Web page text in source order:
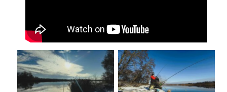
No Caption
No Caption